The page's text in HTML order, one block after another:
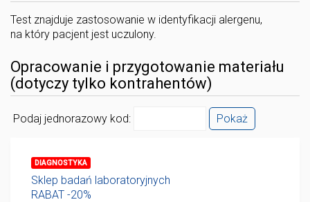
Test znajduje zastosowanie w identyfikacji alergenu,
na który pacjent jest uczulony.
Opracowanie i przygotowanie materiału
(dotyczy tylko kontrahentów)
Podaj jednorazowy kod: Pokaż
DIAGNOSTYKA
Sklep badań laboratoryjnych
RABAT -20%